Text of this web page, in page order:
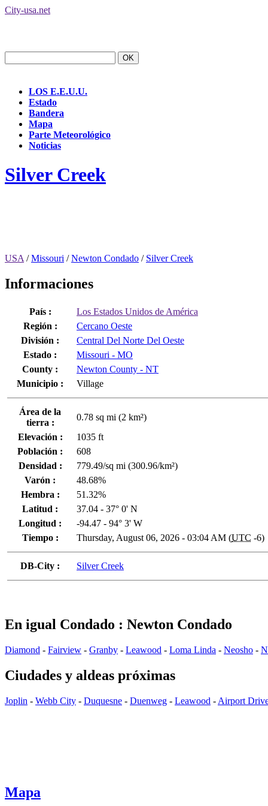
City-usa.net
LOS E.E.U.U.
Estado
Bandera
Mapa
Parte Meteorológico
Noticias
Silver Creek
USA /Missouri /Newton Condado / Silver Creek
Informaciones
País :
Los Estados Unidos de América
Región :
Cercano Oeste
División :
Central Del Norte Del Oeste
Estado :
Missouri - MO
County :
Newton County - NT
Municipio :
Village
Área de la
tierra :
0.78 sq mi (2 km²)
Elevación :
1035 ft
Población :
608
Densidad :
779.49/sq mi (300.96/km²)
Varón :
48.68%
Hembra :
51.32%
Latitud :
37.04 - 37° 0' N
Longitud :
-94.47 - 94° 3' W
Tiempo :
Thursday, August 06, 2026 - 03:04 AM (UTC -6)
DB-City : Silver Creek
En igual Condado : Newton Condado
Diamond - Fairview - Granby - Leawood - Loma Linda - Neosho -
Ciudades y aldeas próximas
Joplin - Webb City - Duquesne - Duenweg - Leawood - Airport
Mapa